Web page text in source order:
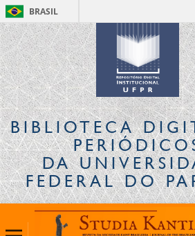
BRASIL
BIBLIOTECA
DA
FEDERAL DO